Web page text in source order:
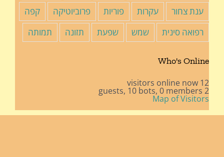
ענת צחור
עקרות פוריות פרוביוטיקה
קפה
רפואה סינית
שמש שפעת תזונה תמותה
Who's Online
12 visitors online now
2 guests,
10 bots, 0 members
Map of Visitors